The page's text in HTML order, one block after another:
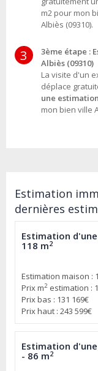
m2 pour mon
Albiès (09310).
3
3ème étape :
Albiès (09310)
La visite d'un
déplace
une
mon bien ville
Estimation
dernières
Estimation
118 m2
Estimation maison :
Prix m2 estimation :
Prix bas : 131 169€
Prix haut : 243 599€
Estimation
- 86 m2